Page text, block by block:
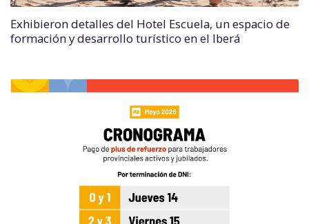
Exhibieron detalles del Hotel Escuela, un espacio de
formación y desarrollo turístico en el Iberá